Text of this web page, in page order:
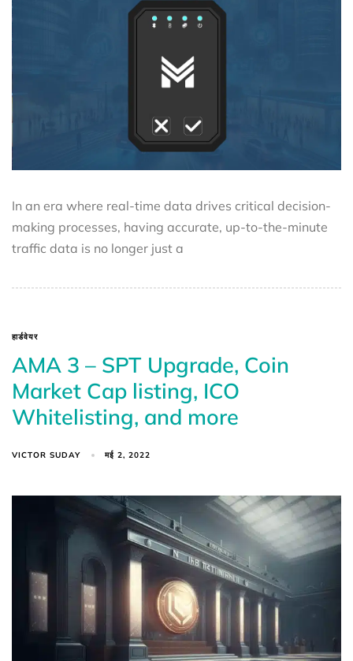
In an era where real-time data drives critical decision-
making processes, having accurate, up-to-the-minute
traffic data is no longer just a
हार्डवेयर
AMA 3 – SPT Upgrade, Coin
Market Cap listing, ICO
Whitelisting, and more
VICTOR SUDAY मई 2, 2022